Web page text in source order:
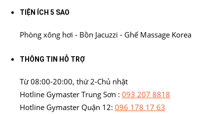
TIỆN ÍCH 5 SAO
Phòng xông hơi - Bồn Jacuzzi - Ghế Massage Korea
THÔNG TIN HỖ TRỢ
Từ 08:00-20:00, thứ 2-Chủ nhật
Hotline Gymaster Trung Sơn : 093 207 8818
Hotline Gymaster Quận 12: 096 178 17 63